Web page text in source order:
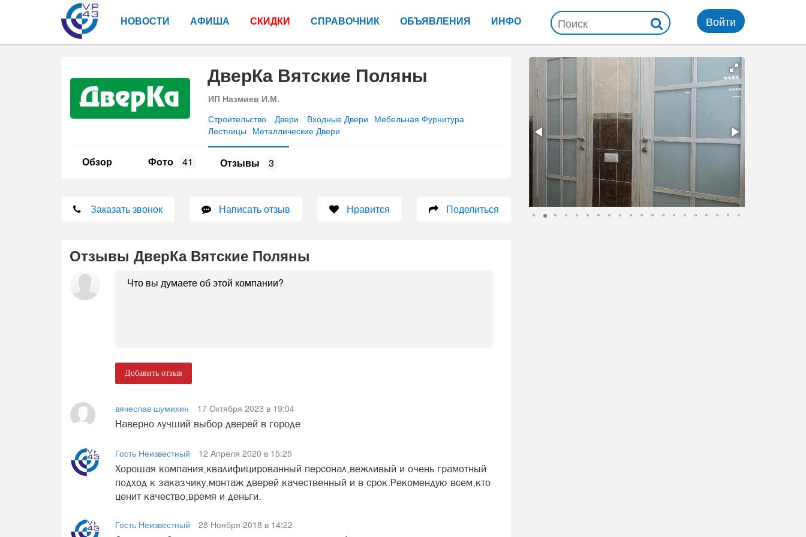
НОВОСТИ АФИША СКИДКИ СПРАВОЧНИК ОБЪЯВЛЕНИЯ ИНФО Войти
ДверКа Вятские Поляны
ИП Назмиев И.М.
Строительство Двери Входные Двери Мебельная Фурнитура
Лестницы Металлические Двери
Обзор Фото 41 Отзывы 3
Заказать звонок Написать отзыв Нравится Поделиться
Отзывы ДверКа Вятские Поляны
Добавить отзыв
вячеслав шумихин
17 Октября 2023 в 19:04
Наверно лучший выбор дверей в городе
Гость Неизвестный
12 Апреля 2020 в 15:25
Хорошая компания,квалифицированный персонал,вежливый и очень грамотный
подход к заказчику,монтаж дверей качественный и в срок.Рекомендую всем,кто
ценит качество,время и деньги.
Гость Неизвестный
28 Ноября 2018 в 14:22